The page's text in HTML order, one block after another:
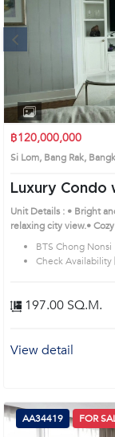
฿120,000,000
Si Lom, Bang Rak,
Luxury Condo
Unit Details : • Bright
relaxing city view.•
Modern kitchen with
Expenses fee and
shall be equally
surrounds
BTS Chong Nonsi
Check
197.00 SQ.M.
View detail
AA34419 FOR